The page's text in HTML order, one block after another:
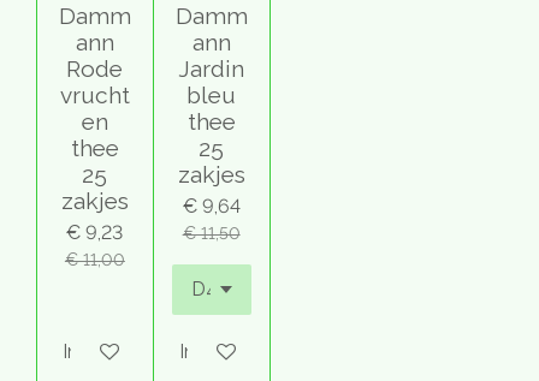
Damm
ann
Rode
vrucht
en
thee
25
zakjes
€ 9,23
€ 11,00
In winkelwagen
Damm
ann
Jardin
bleu
thee
25
zakjes
€ 9,64
€ 11,50
In winkelwagen